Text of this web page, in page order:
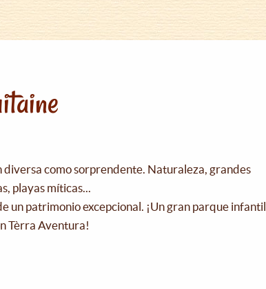
como sorprendente. Naturaleza, grandes
playas míticas...
un patrimonio excepcional. ¡Un gran parque infantil
Tèrra Aventura!